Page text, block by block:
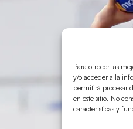
Para ofrecer las
y/o acceder a la
permitirá procesar
en este sitio. No
características y